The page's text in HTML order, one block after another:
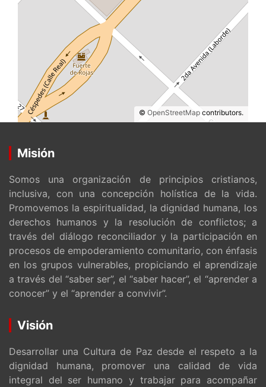
© OpenStreetMap contributors.
Misión
Somos una organización de principios cristianos,
inclusiva, con una concepción holística de la vida.
Promovemos la espiritualidad, la dignidad humana, los
derechos humanos y la resolución de conflictos; a
través del diálogo reconciliador y la participación en
procesos de empoderamiento comunitario, con énfasis
en los grupos vulnerables, propiciando el aprendizaje
a través del “saber ser”, el “saber hacer”, el “aprender a
conocer” y el “aprender a convivir”.
Visión
Desarrollar una Cultura de Paz desde el respeto a la
dignidad humana, promover una calidad de vida
integral del ser humano y trabajar para acompañar